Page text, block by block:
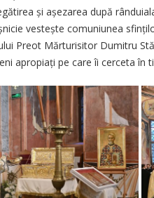
și așezarea după
vestește comuniunea
Preot Mărturisitor Dumitru
apropiați pe care îi cerceta în